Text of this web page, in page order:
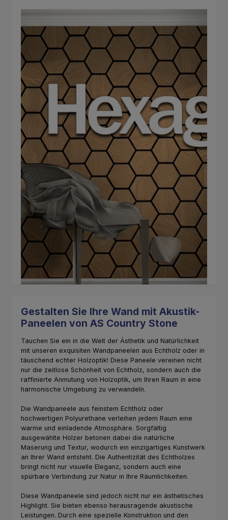
Gestalten Sie Ihre Wand mit Akustik-
Paneelen von AS Country Stone
Tauchen Sie ein in die Welt der Ästhetik und Natürlichkeit
mit unseren exquisiten Wandpaneelen aus Echtholz oder in
täuschend echter Holzoptik! Diese Paneele vereinen nicht
nur die zeitlose Schönheit von Echtholz, sondern auch die
raffinierte Anmutung von Holzoptik, um Ihren Raum in eine
harmonische Umgebung zu verwandeln.
Die Wandpaneele aus feinstem Echtholz oder
hochwertigen Polyurethane verleihen jedem Raum eine
warme und einladende Atmosphäre. Sorgfältig
ausgewählte Hölzer betonen dabei die natürliche
Maserung und Textur, wodurch ein einzigartiges Kunstwerk
an Ihrer Wand entsteht. Die Authentizität des Echtholzes
bringt nicht nur visuelle Eleganz, sondern auch eine
spürbare Verbindung zur Natur in Ihre Räumlichkeiten.
Diese Wandpaneele sind jedoch nicht nur ein ästhetisches
Highlight. Sie bieten ebenso herausragende akustische
Leistungen. Durch eine spezielle Konstruktion und den